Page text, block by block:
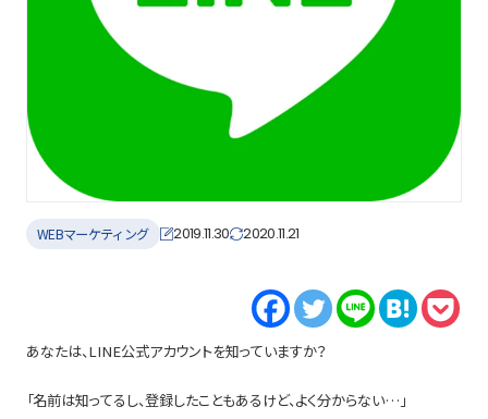
WEBマーケティング 2019.11.30 2020.11.21
あなたは、LINE公式アカウントを知っていますか？
「名前は知ってるし、登録したこともあるけど、よく分からない…」